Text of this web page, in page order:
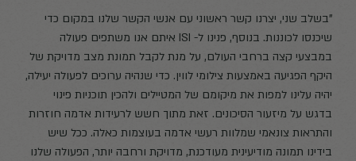
"בשלב שני, יצרנו קשר ראשוני עם אנשי הקשר שלנו במקום כדי
שיכנסו לכוננות. בנוסף, פנינו ל- ISI איתם אנו משתפים פעולה
במבצעי קצה ברחבי העולם, על מנת לקבל תמונת מצב מדויקת של
היקף הפגיעה באמצעות צילומי לווין. כדי שנהיה ערוכים לפעולה יעילה,
יהיה עלינו למפות את מיקומם של המטיילים ולהכין תוכניות פינוי
בדגש על מיזעור הסיכונים. זאת מתוך חשש לרעידות אדמה חוזרות
והתראות צונאמי שמלוות רעשי אדמה בעוצמות כאלה. ככל שיש
בידינו תמונה מודיעינית מעודכנת, מדויקת ורחבה יותר, הפעולה שלנו